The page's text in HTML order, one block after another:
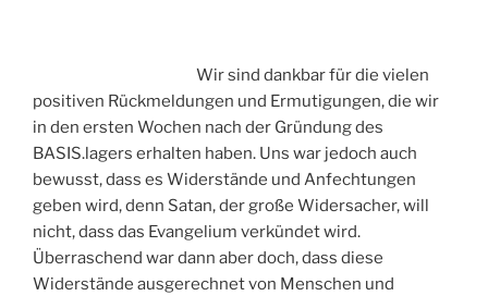
Wir sind dankbar für die vielen
positiven Rückmeldungen und Ermutigungen, die wir
in den ersten Wochen nach der Gründung des
BASIS.lagers erhalten haben. Uns war jedoch auch
bewusst, dass es Widerstände und Anfechtungen
geben wird, denn Satan, der große Widersacher, will
nicht, dass das Evangelium verkündet wird.
Überraschend war dann aber doch, dass diese
Widerstände ausgerechnet von Menschen und